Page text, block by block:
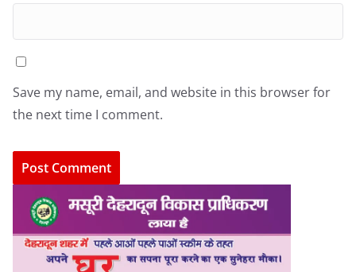
Save my name, email, and website in this browser for
the next time I comment.